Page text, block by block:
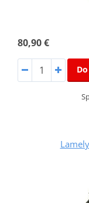
80,90 €